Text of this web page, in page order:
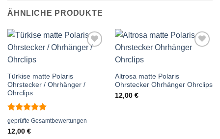
ÄHNLICHE PRODUKTE
Türkise matte Polaris
Ohrstecker / Ohrhänger /
Ohrclips
Bewertet
mit
5
geprüfte Gesamtbewertungen
12,00 €
Altrosa matte Polaris
Ohrstecker Ohrhänger Ohrclips
12,00 €